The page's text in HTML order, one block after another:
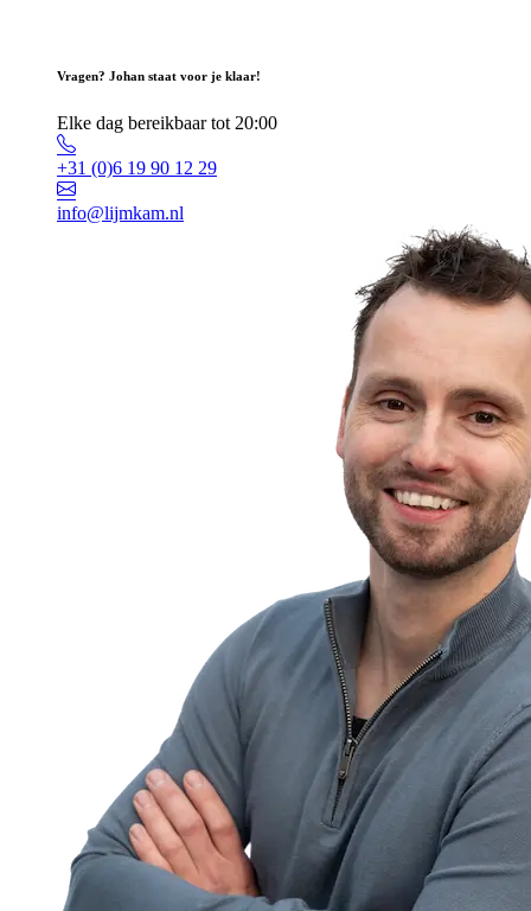
Vragen? Johan staat voor je klaar!
Elke dag bereikbaar tot 20:00
+31 (0)6 19 90 12 29
info@lijmkam.nl